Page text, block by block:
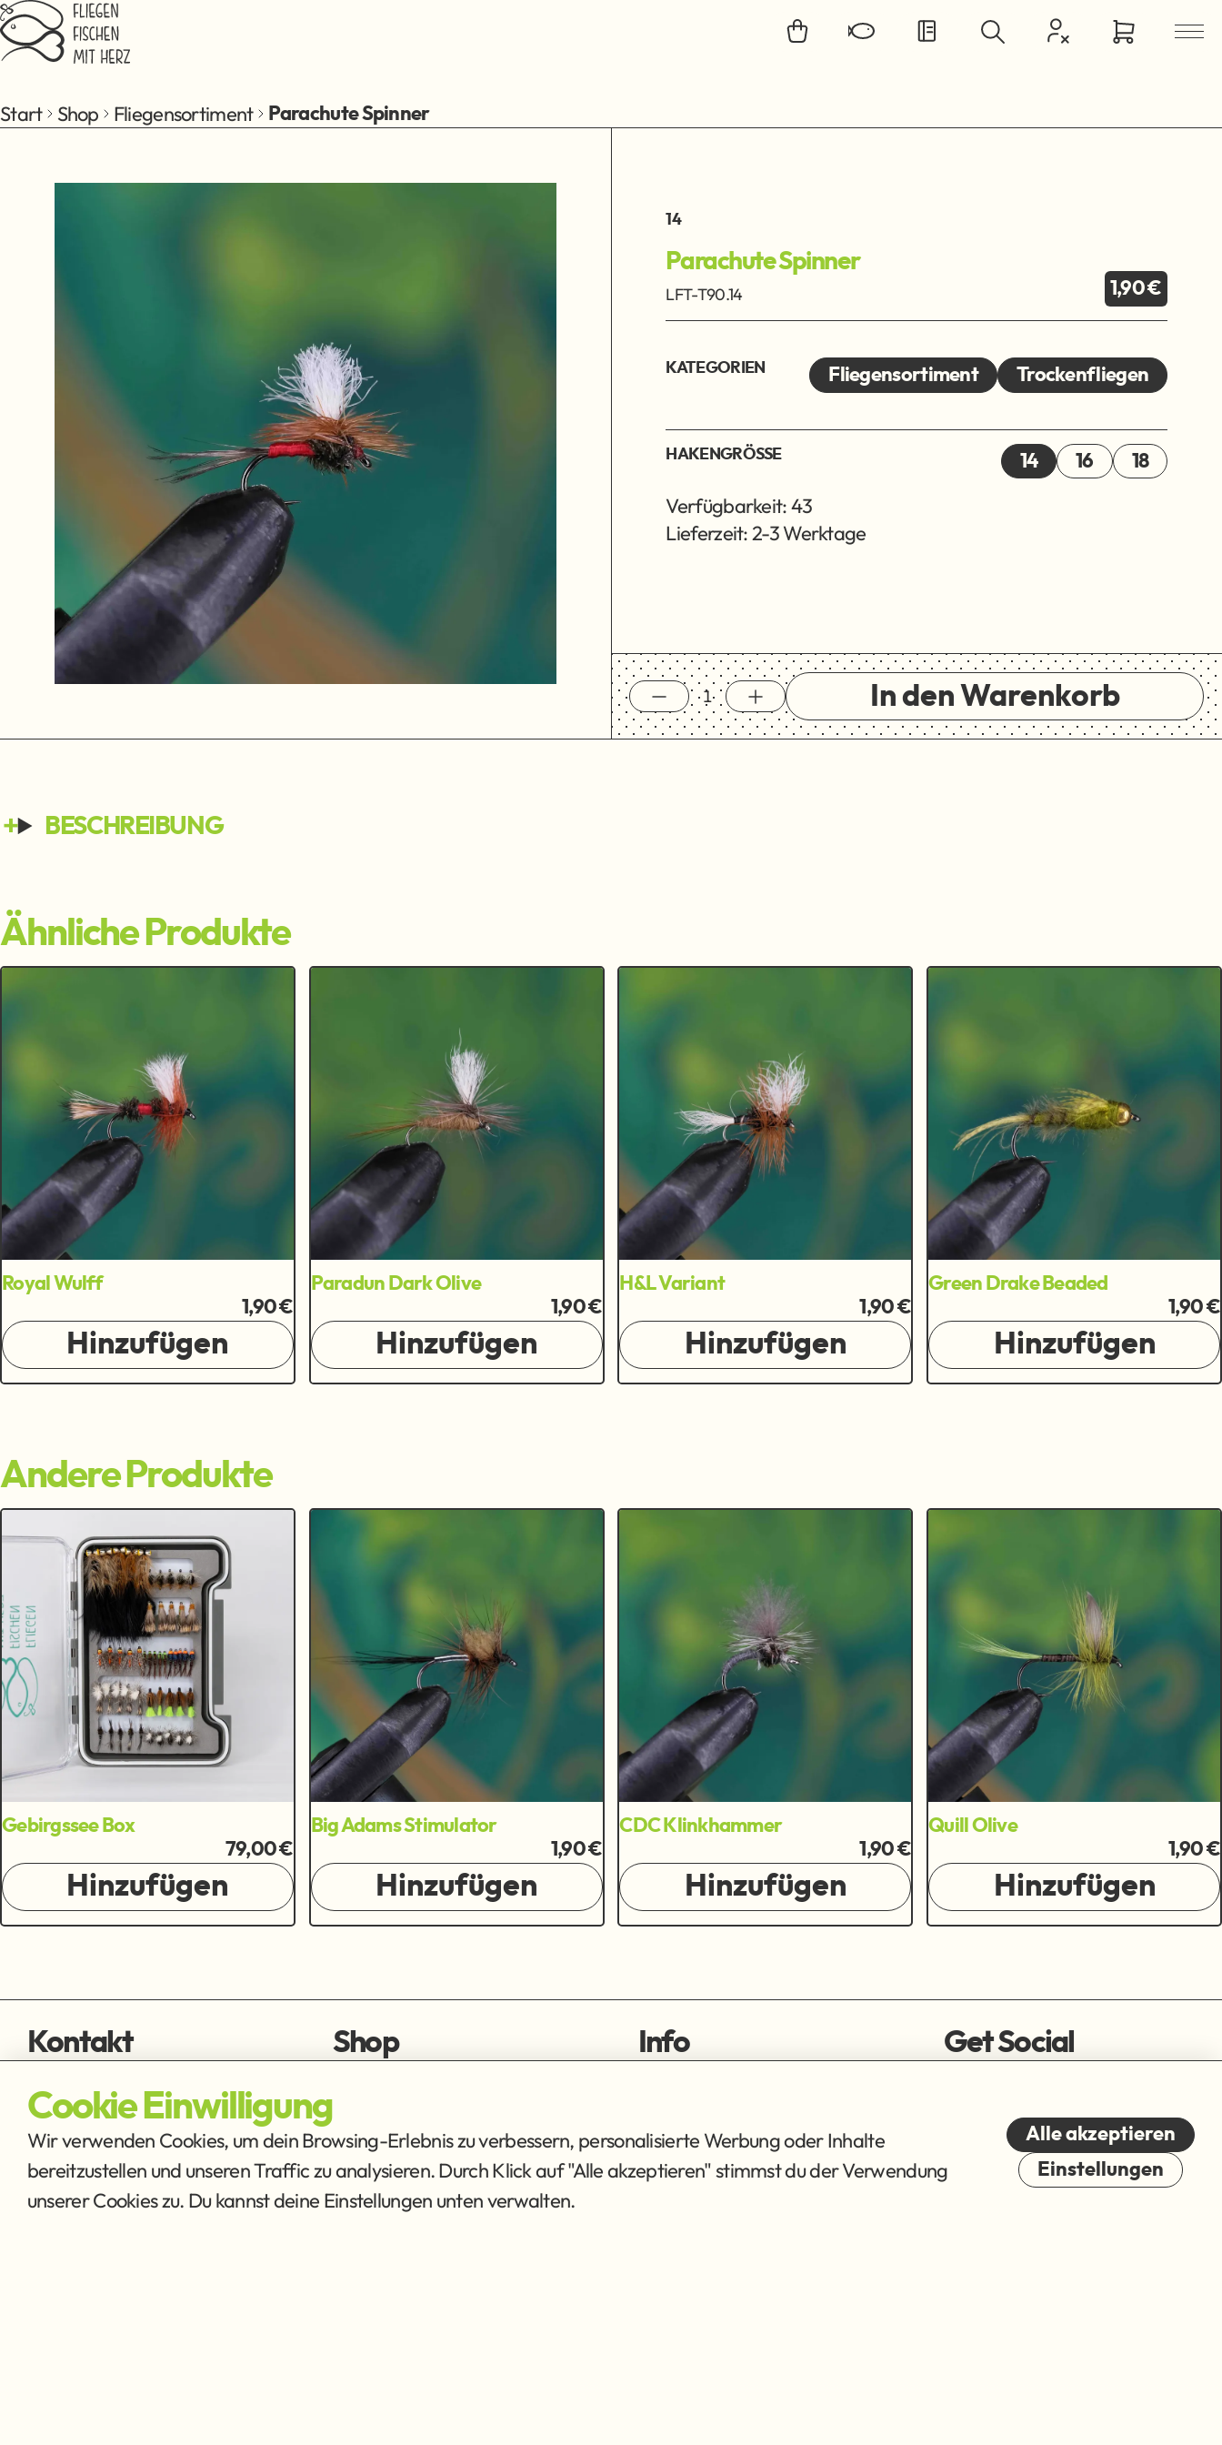
Zum Hauptinhalt springen
Start Shop Fliegensortiment Parachute Spinner
14
Parachute Spinner
LFT-T90.14 1,90 €
KATEGORIEN Fliegensortiment Trockenfliegen
HAKENGRÖSSE 14 16 18
Verfügbarkeit: 43
Lieferzeit: 2-3 Werktage
In den Warenkorb
BESCHREIBUNG
Ähnliche Produkte
Royal Wulff
1,90 €
Hinzufügen
Paradun Dark Olive
1,90 €
Hinzufügen
H&L Variant
1,90 €
Hinzufügen
Green Drake Beaded
1,90 €
Hinzufügen
Andere Produkte
Gebirgssee Box
79,00 €
Hinzufügen
Big Adams Stimulator
1,90 €
Hinzufügen
CDC Klinkhammer
1,90 €
Hinzufügen
Quill Olive
1,90 €
Hinzufügen
Kontakt
fischen@ffmh.at
Shop
Ausrüstung
Info
AGB
Get Social
Cookies
Cookie Einwilligung
Wir verwenden Cookies, um dein Browsing-Erlebnis zu verbessern, personalisierte Werbung oder Inhalte
bereitzustellen und unseren Traffic zu analysieren. Durch Klick auf "Alle akzeptieren" stimmst du der Verwendung
unserer Cookies zu. Du kannst deine Einstellungen unten verwalten.
Alle akzeptieren
Einstellungen